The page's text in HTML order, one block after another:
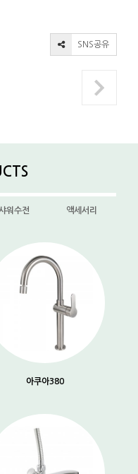
SNS공유
워수전 액세서리
아쿠아380